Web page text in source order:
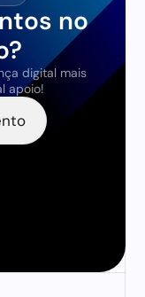
no
digital mais
apoio!